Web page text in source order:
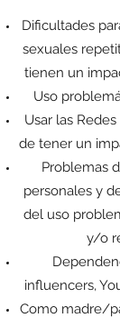
Dificultades
sexuales
tienen un
Uso
Usar las
de tener un
Problemas
personales y
del uso
y/o
influencers,
Como madre/